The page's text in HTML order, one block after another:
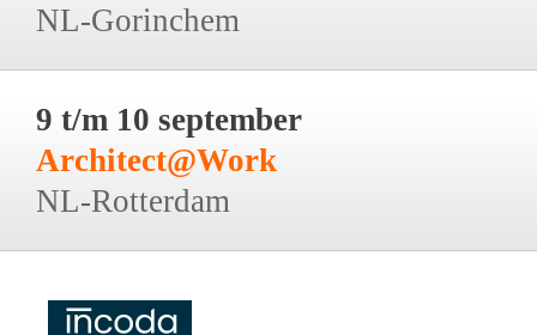
NL-Gorinchem
9 t/m 10 september
Architect@Work
NL-Rotterdam